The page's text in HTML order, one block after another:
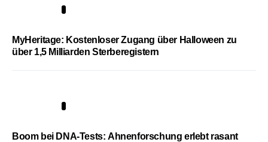
MyHeritage: Kostenloser Zugang über Halloween zu
über 1,5 Milliarden Sterberegistern
Boom bei DNA-Tests: Ahnenforschung erlebt rasant